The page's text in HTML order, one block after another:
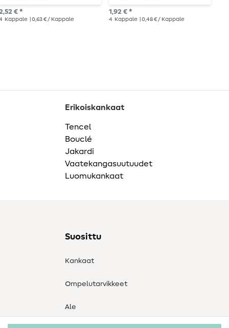
€ *
Kappale | 0,63 € / Kappale
1,92 € *
4 Kappale | 0,48 € / Kappale
Erikoiskankaat
Tencel
Bouclé
Jakardi
Vaatekangasuutuudet
Luomukankaat
Suosittu
Kankaat
Ompelutarvikkeet
Ale